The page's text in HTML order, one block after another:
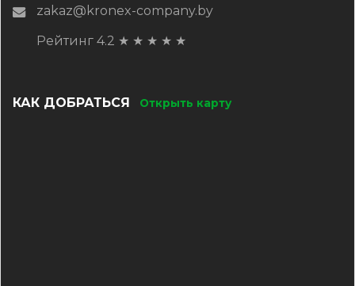
zakaz@kronex-company.by
Рейтинг 4.2 ★ ★ ★ ★ ★
КАК ДОБРАТЬСЯ Открыть карту